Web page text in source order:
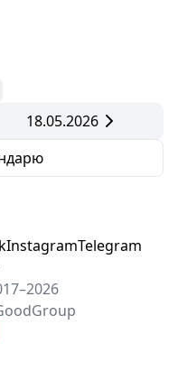
18.05.2026
InstagramTelegram